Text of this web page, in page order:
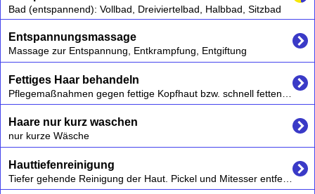
Bad (entspannend): Vollbad, Dreiviertelbad, Halbbad, Sitzbad
Entspannungsmassage
Massage zur Entspannung, Entkrampfung, Entgiftung
Fettiges Haar behandeln
Haare nur kurz waschen
nur kurze Wäsche
Hauttiefenreinigung